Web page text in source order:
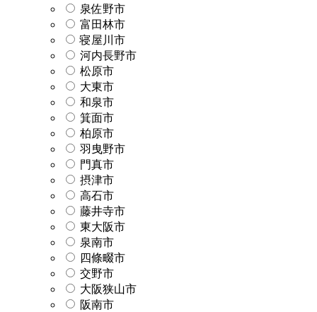
泉佐野市
富田林市
寝屋川市
河内長野市
松原市
大東市
和泉市
箕面市
柏原市
羽曳野市
門真市
摂津市
高石市
藤井寺市
東大阪市
泉南市
四條畷市
交野市
大阪狭山市
阪南市